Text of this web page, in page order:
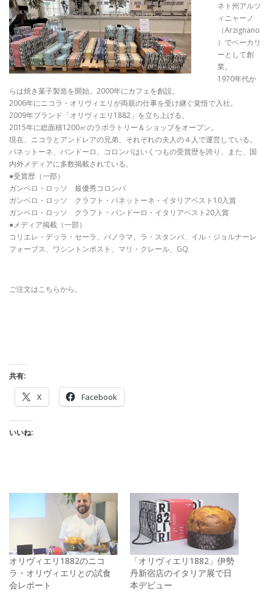
ネト州アルツ
ィニャーノ
（Arzignano
）でベーカリ
ーとして創
業。
1970年代か
らは焼き菓子製造を開始。2000年にカフェを創設。
2006年にニコラ・オリヴィエリが両親の仕事を受け継ぐ覚悟で入社。
2009年ブランド「オリヴィエリ1882」を立ち上げる。
2015年に総面積1200㎡のラボラトリー＆ショップをオープン。
現在、ニコラとアンドレアの兄弟、それぞれの夫人の４人で運営している。
パネットーネ、パンドーロ、コロンバはいくつもの受賞歴を誇り、また、国
内外メディアに多数掲載されている。
●受賞歴（一部）
ガンベロ・ロッソ 最優秀コロンバ
ガンベロ・ロッソ クラフト・パネットーネ・イタリアベスト10入賞
ガンベロ・ロッソ クラフト・パンドーロ・イタリアベスト20入賞
●メディア掲載（一部）
コリエレ・デッラ・セーラ、パノラマ、ラ・スタンパ、イル・ジョルナーレ
フォーブス、ワシントンポスト、マリ・クレール、GQ
ご注文はこちらから。
共有:
X Facebook
いいね:
オリヴィエリ1882のニコ
ラ・オリヴィエリとの試食
会レポート
「オリヴィエリ1882」伊勢
丹新宿店のイタリア展で日
本デビュー